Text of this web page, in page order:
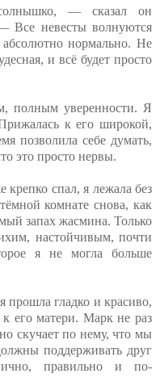
— сказал он
Все невесты волнуются
нормально. Не
и всё будет просто
полным уверенности. Я
к его широкой,
позволила себе думать,
это просто нервы.
спал, я лежала без
комнате снова, как
запах жасмина. Только
настойчивым, почти
я не могла больше
прошла гладко и красиво,
его матери. Марк не раз
скучает по нему, что мы
поддерживать друг
правильно и по-